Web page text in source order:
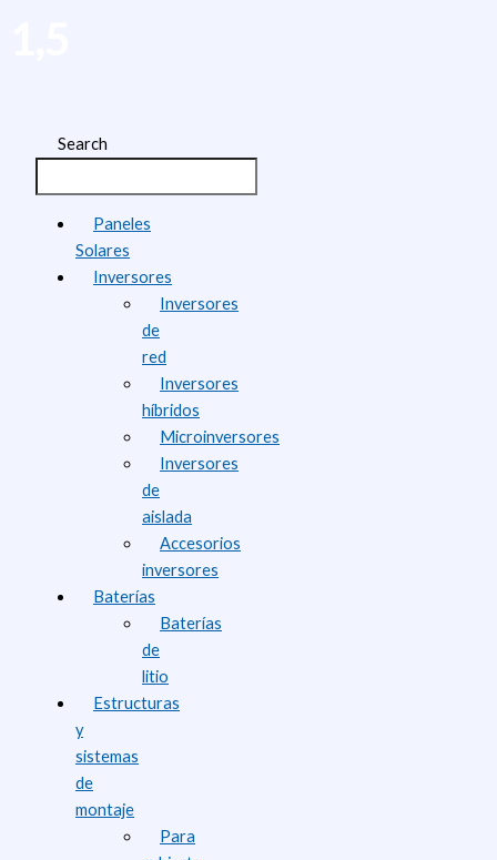
Search
Paneles
Solares
Inversores
Inversores
de
red
Inversores
híbridos
Microinversores
Inversores
de
aislada
Accesorios
inversores
Baterías
Baterías
de
litio
Estructuras
y
sistemas
de
montaje
Para